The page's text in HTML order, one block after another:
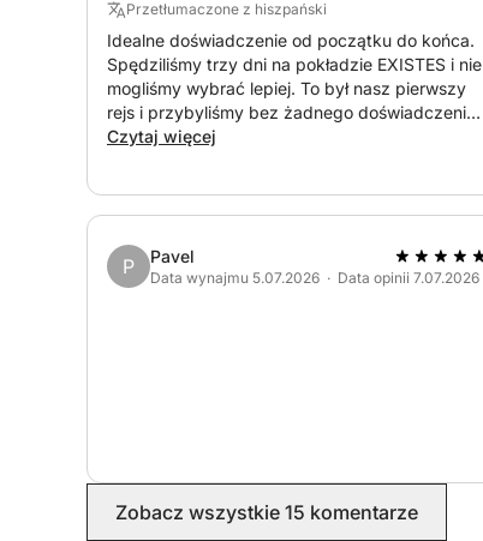
latarka…
Przetłumaczone z hiszpański
Idealne doświadczenie od początku do końca.
Spędziliśmy trzy dni na pokładzie EXISTES i nie
mogliśmy wybrać lepiej. To był nasz pierwszy
rejs i przybyliśmy bez żadnego doświadczenia,
ale Sergio sprawił, że wszystko było niezwykle
było doskonałe, a łódź była idealnie
wyposażona we wszystko, czego
Czytaj więcej
P Pavel
Data wynajmu 5.07.2026 · Data opinii 7.07.2026
Zobacz wszystkie 15 komentarze